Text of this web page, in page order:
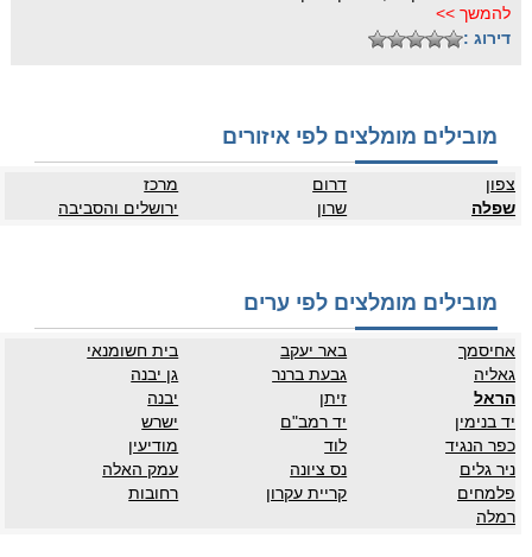
להמשך >>
דירוג :
מובילים מומלצים לפי איזורים
צפון דרום
מרכז
שפלה
שרון ירושלים והסביבה
מובילים מומלצים לפי ערים
אחיסמך באר יעקב
בית חשומנאי
גאליה
גבעת ברנר
גן יבנה
הראל
זיתן
יבנה
יד בנימין
יד רמב"ם
ישרש
כפר הנגיד
לוד
מודיעין
ניר גלים
נס ציונה
עמק האלה
פלמחים
קריית עקרון
רחובות
רמלה